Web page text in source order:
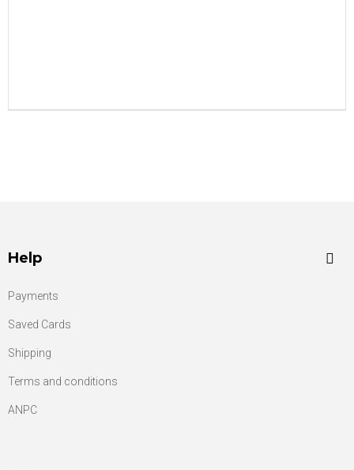
Help
Payments
Saved Cards
Shipping
Terms and conditions
ANPC